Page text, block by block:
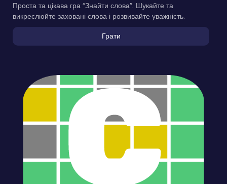
Проста та цікава гра “Знайти слова”. Шукайте та
викреслюйте заховані слова і розвивайте уважність.
Грати